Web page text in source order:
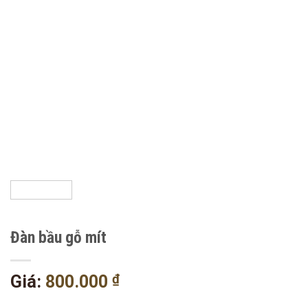
Đàn bầu gỗ mít
Giá: 800.000 ₫